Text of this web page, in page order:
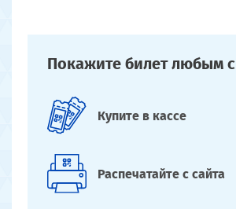
Покажите билетлюбым
Купите в кассе
Распечатайте с сайта